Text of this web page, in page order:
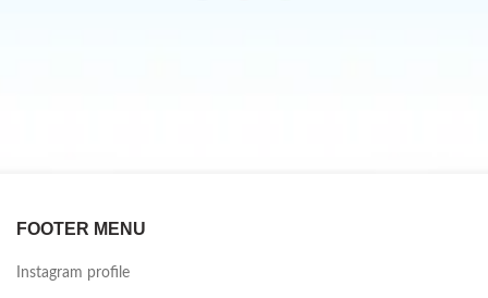
FOOTER MENU
Instagram profile